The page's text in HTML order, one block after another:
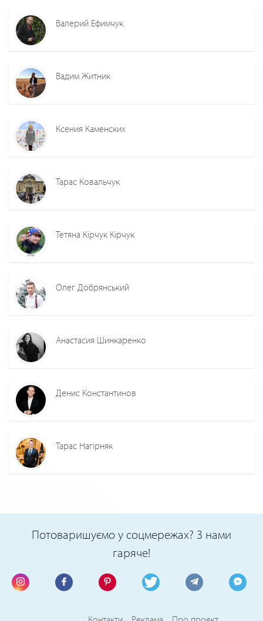
Валерий Ефимчук
Вадим Житник
Ксения Каменских
Тарас Ковальчук
Тетяна Кірчук Кірчук
Олег Добрянський
Анастасия Шинкаренко
Денис Константинов
Тарас Нагірняк
Потоваришуємо у соцмережах? З нами
гаряче!